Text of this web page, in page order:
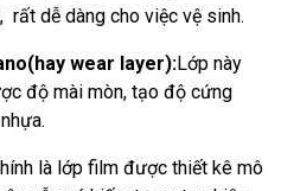
rất dễ dàng cho việc vệ sinh.
wear layer):Lớp này
độ mài mòn, tạo độ cứng
là lớp film được thiết kê mô